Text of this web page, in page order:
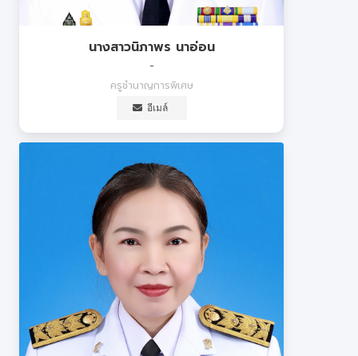
นางสาวนิภาพร นาอ่อน
-
ครูชำนาญการพิเศษ
อีเมล์